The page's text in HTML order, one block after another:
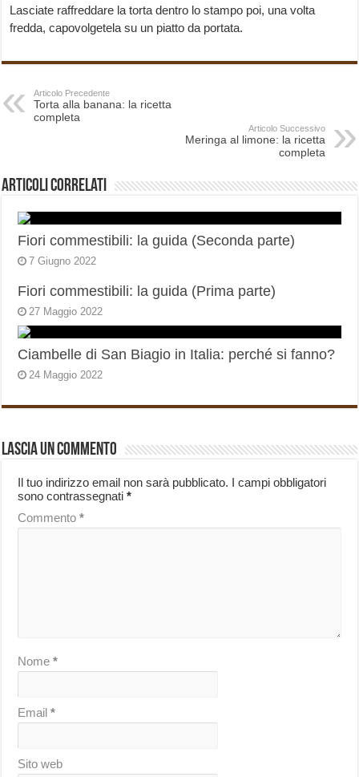
Lasciate raffreddare la torta dentro lo stampo poi, una volta
fredda, capovolgetela su un piatto da portata.
Articolo Precedente
Torta alla banana: la ricetta
completa
Articolo Successivo
Meringa al limone: la ricetta
completa
Articoli correlati
Fiori commestibili: la guida (Seconda parte)
7 Giugno 2022
Fiori commestibili: la guida (Prima parte)
27 Maggio 2022
Ciambelle di San Biagio in Italia: perché si fanno?
24 Maggio 2022
Lascia un commento
Il tuo indirizzo email non sarà pubblicato. I campi obbligatori
sono contrassegnati*
Commento*
Nome*
Email*
Sito web